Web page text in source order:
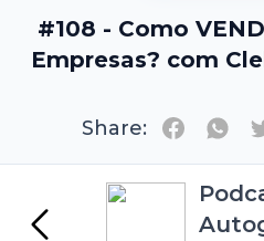
#108 - Como
Empresas? com
Share: